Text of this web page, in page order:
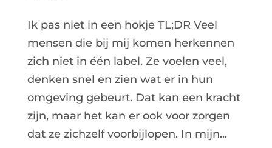
Ik pas niet in een hokje TL;DR Veel
mensen die bij mij komen herkennen
zich niet in één label. Ze voelen veel,
denken snel en zien wat er in hun
omgeving gebeurt. Dat kan een kracht
zijn, maar het kan er ook voor zorgen
dat ze zichzelf voorbijlopen. In mijn...